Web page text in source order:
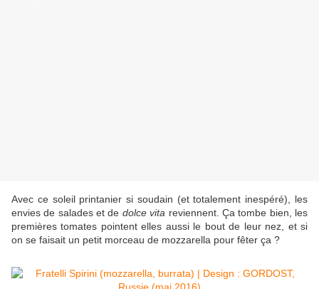
Avec ce soleil printanier si soudain (et totalement inespéré), les
envies de salades et de dolce vita reviennent. Ça tombe bien, les
premières tomates pointent elles aussi le bout de leur nez, et si
on se faisait un petit morceau de mozzarella pour fêter ça ?